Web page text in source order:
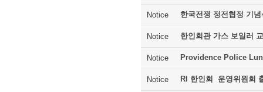
Notice 한국전쟁 정전협정 기념
Notice 한인회관 가스 보일러
Notice Providence Police
Notice RI 한인회 운영위원회